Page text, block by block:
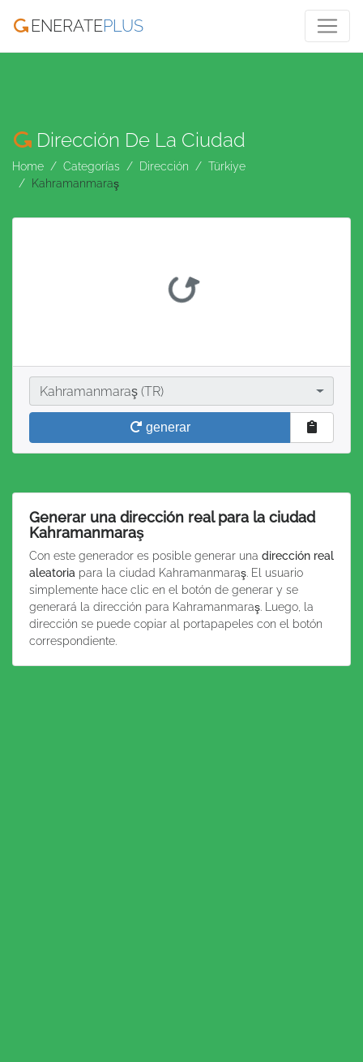
ENERATEPLUS
Dirección De La Ciudad
Home Categorías Dirección
Türkiye
Kahramanmaraş
Ciudad
Kahramanmaraş (TR)
generar
Generar una dirección real para la ciudad
Kahramanmaraş
Con este generador es posible generar una dirección real
aleatoria para la ciudad Kahramanmaraş. El usuario
simplemente hace clic en el botón de generar y se
generará la dirección para Kahramanmaraş. Luego, la
dirección se puede copiar al portapapeles con el botón
correspondiente.